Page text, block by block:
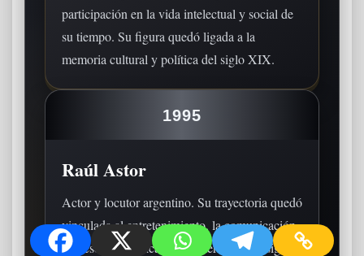
participación en la vida intelectual y social de
su tiempo. Su figura quedó ligada a la
memoria cultural y política del siglo XIX.
1995
Raúl Astor
Actor y locutor argentino. Su trayectoria quedó
vinculada al entretenimiento, la comunicación
y la escena artística latinoamericana del siglo